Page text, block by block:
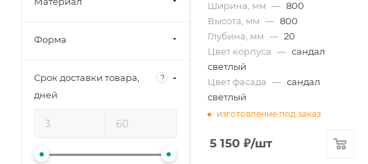
Ширина, мм — 800
Высота, мм — 800
Глубина, мм — 20
Цвет корпуса — сандал
светлый
Цвет фасада — сандал
светлый
изготовление под заказ
5 150 ₽/шт
Форма
Срок доставки товара,
дней
?